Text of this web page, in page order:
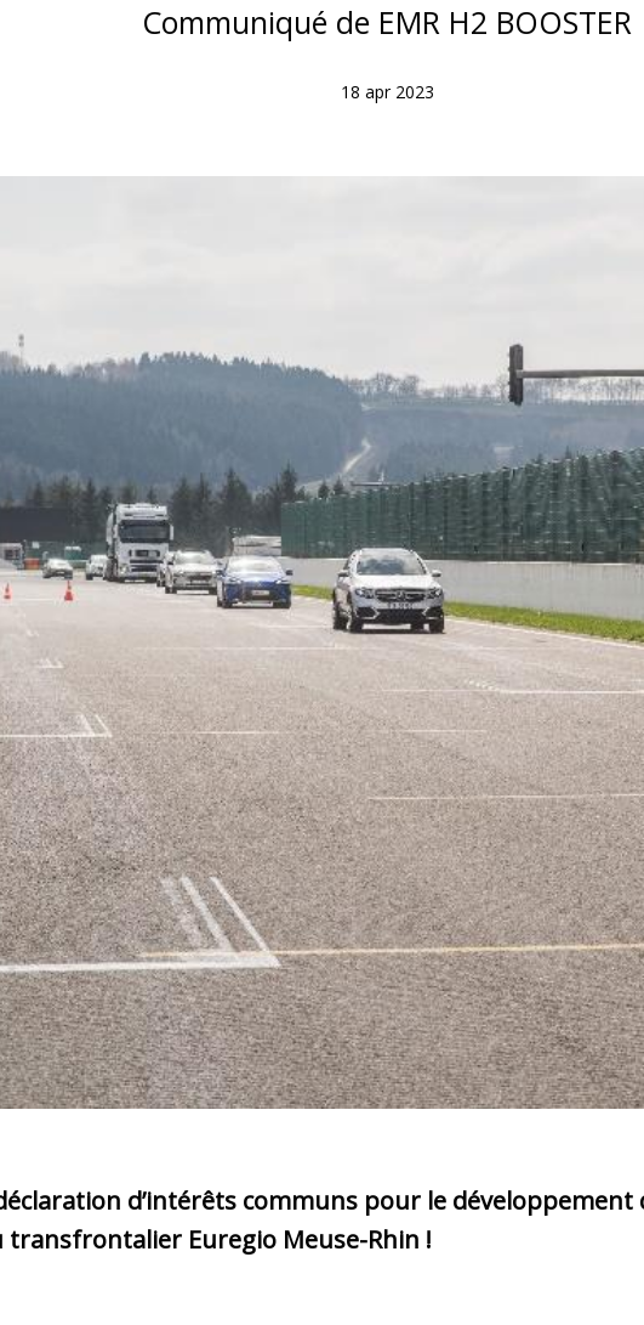
Communiqué de EMR H2 BOOSTER
18 apr 2023
d’intérêts communs pour le développement
transfrontalier Euregio Meuse-Rhin !